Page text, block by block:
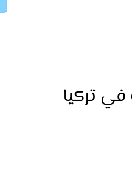
في تركيا